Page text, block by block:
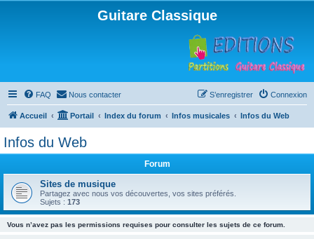
Guitare Classique
FAQ Nous contacter Connexion
S’enregistrer
Accueil Portail Index du forum Infos musicales Infos du Web
Infos du Web
Forum
Sites de musique
Partagez avec nous vos découvertes, vos sites préférés.
Sujets : 173
Vous n’avez pas les permissions requises pour consulter les sujets de ce forum.